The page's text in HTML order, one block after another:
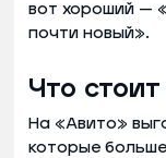
вот хороший —
почти новый».
Что
На «Авито»
которые